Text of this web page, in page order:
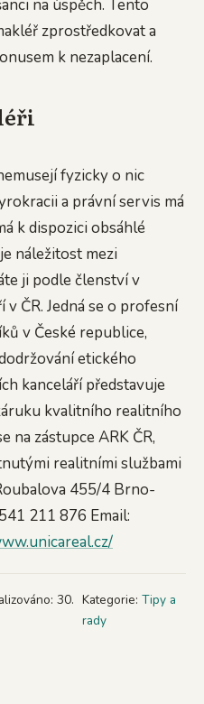
na úspěch. Tento
zprostředkovat a
k nezaplacení.
fyzicky o nic
a právní servis má
k dispozici obsáhlé
náležitost mezi
ji podle členství v
ČR. Jedná se o profesní
v České republice,
etického
kanceláří představuje
kvalitního realitního
na zástupce ARK ČR,
realitními službami
455/4 Brno-
211 876 Email:
30. Kategorie: Tipy a
rady